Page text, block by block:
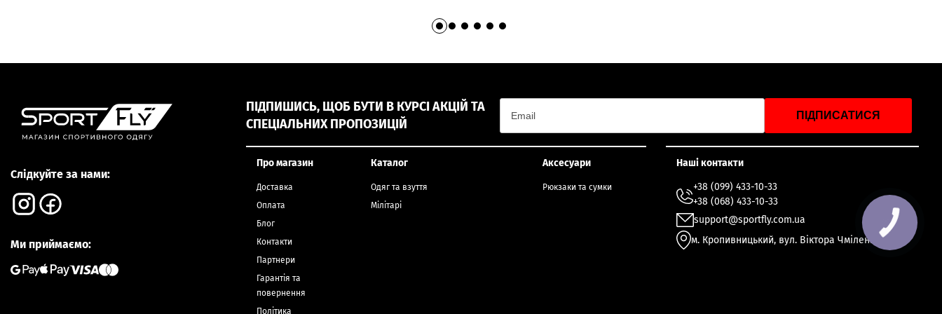
Слідкуйте за нами:
Ми приймаємо:
ПІДПИШИСЬ, ЩОБ БУТИ В КУРСІ АКЦІЙ ТА
СПЕЦІАЛЬНИХ ПРОПОЗИЦІЙ
ПІДПИСАТИСЯ
Про магазин
Доставка
Оплата
Блог
Контакти
Партнери
Гарантія та
повернення
Політика
Каталог
Одяг та взуття
Мілітарі
Аксесуари
Рюкзаки та сумки
Наші контакти
+38 (099) 433-10-33
+38 (068) 433-10-33
support@sportfly.com.ua
м. Кропивницький, вул. Віктора Чміленка 49